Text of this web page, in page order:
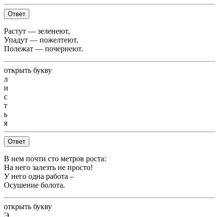
Ответ
Растут — зеленеют,
Упадут — пожелтеют,
Полежат — почернеют.
открыть букву
л
и
с
т
ь
я
Ответ
В нем почти сто метров роста:
На него залезть не просто!
У него одна работа –
Осушение болота.
открыть букву
Э